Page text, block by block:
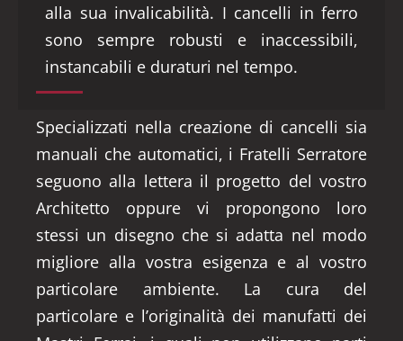
alla sua invalicabilità. I cancelli in ferro
sono sempre robusti e inaccessibili,
instancabili e duraturi nel tempo.
Specializzati nella creazione di cancelli sia
manuali che automatici, i Fratelli Serratore
seguono alla lettera il progetto del vostro
Architetto oppure vi propongono loro
stessi un disegno che si adatta nel modo
migliore alla vostra esigenza e al vostro
particolare ambiente. La cura del
particolare e l’originalità dei manufatti dei